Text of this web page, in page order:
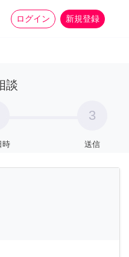
ログイン 新規登録
家事 more_horiz
談
時
3
送信